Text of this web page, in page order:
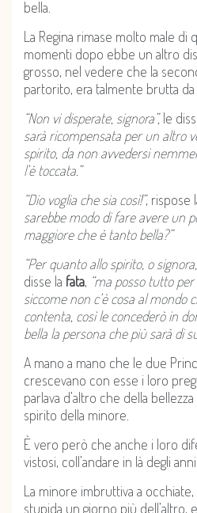
bella.
La Regina rimase molto male di
momenti dopo ebbe un altro
grosso, nel vedere che la
partorito, era talmente brutta da
“Non vi disperate, signora”,le
sarà ricompensata per un altro
spirito, da non avvedersi
l’è toccata.”
“Dio voglia che sia così!”, rispose
sarebbe modo di fare avere un
maggiore che è tanto bella?”
“Per quanto allo spirito, o
disse la fata, “ma posso tutto
siccome non c’è cosa al mondo
contenta, così le concederò in
bella la persona che più sarà di
A mano a mano che le due
crescevano con esse i loro
parlava d’altro che della
spirito della minore.
È vero però che anche i loro
vistosi, coll’andare in là degli anni.
La minore imbruttiva a occhiate,
stupida un giorno più dell’altro,